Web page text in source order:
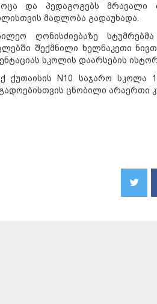
და პედაგოგებს მრავალი
მადლობა გადაუხადა.
ღონისძიებაზე
შექმნილი ხელნაკეთი
სკოლის დაარსების
ქუთაისის N10 საჯარო სკოლა
ცნობილი არაერთი